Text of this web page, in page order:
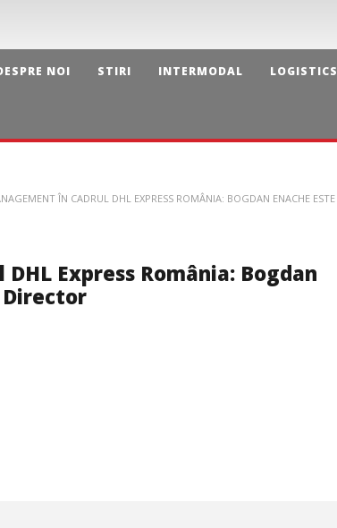
NOI STIRI INTERMODAL LOGISTICS
ÎN CADRUL DHL EXPRESS ROMÂNIA: BOGDAN ENACHE ESTE
Express România: Bogdan
Director